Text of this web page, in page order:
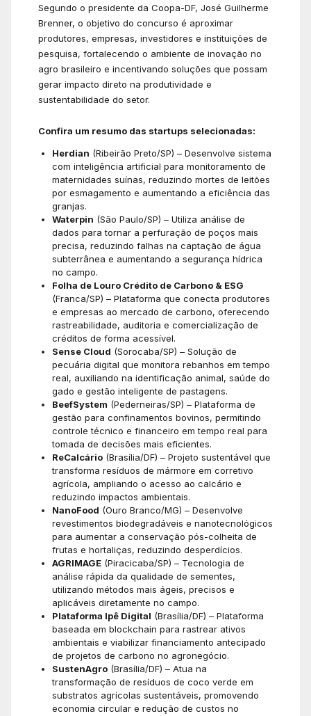
Segundo o presidente da Coopa-DF, José Guilherme
Brenner, o objetivo do concurso é aproximar
produtores, empresas, investidores e instituições de
pesquisa, fortalecendo o ambiente de inovação no
agro brasileiro e incentivando soluções que possam
gerar impacto direto na produtividade e
sustentabilidade do setor.
Confira um resumo das startups selecionadas:
Herdian (Ribeirão Preto/SP) – Desenvolve sistema
com inteligência artificial para monitoramento de
maternidades suínas, reduzindo mortes de leitões
por esmagamento e aumentando a eficiência das
granjas.
Waterpin (São Paulo/SP) – Utiliza análise de
dados para tornar a perfuração de poços mais
precisa, reduzindo falhas na captação de água
subterrânea e aumentando a segurança hídrica
no campo.
Folha de Louro Crédito de Carbono & ESG
(Franca/SP) – Plataforma que conecta produtores
e empresas ao mercado de carbono, oferecendo
rastreabilidade, auditoria e comercialização de
créditos de forma acessível.
Sense Cloud (Sorocaba/SP) – Solução de
pecuária digital que monitora rebanhos em tempo
real, auxiliando na identificação animal, saúde do
gado e gestão inteligente de pastagens.
BeefSystem (Pederneiras/SP) – Plataforma de
gestão para confinamentos bovinos, permitindo
controle técnico e financeiro em tempo real para
tomada de decisões mais eficientes.
ReCalcário (Brasília/DF) – Projeto sustentável que
transforma resíduos de mármore em corretivo
agrícola, ampliando o acesso ao calcário e
reduzindo impactos ambientais.
NanoFood (Ouro Branco/MG) – Desenvolve
revestimentos biodegradáveis e nanotecnológicos
para aumentar a conservação pós-colheita de
frutas e hortaliças, reduzindo desperdícios.
AGRIMAGE (Piracicaba/SP) – Tecnologia de
análise rápida da qualidade de sementes,
utilizando métodos mais ágeis, precisos e
aplicáveis diretamente no campo.
Plataforma Ipê Digital (Brasília/DF) – Plataforma
baseada em blockchain para rastrear ativos
ambientais e viabilizar financiamento antecipado
de projetos de carbono no agronegócio.
SustenAgro (Brasília/DF) – Atua na
transformação de resíduos de coco verde em
substratos agrícolas sustentáveis, promovendo
economia circular e redução de custos no